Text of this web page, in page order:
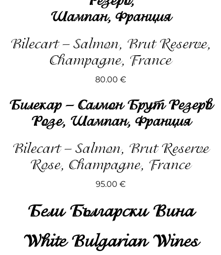
Шампан, Франция
Bilecart – Salmon, Brut Reserve,
Champagne, France
80.00 €
Билекар – Салмон Брут Резерв
Розе, Шампан, Франция
Bilecart – Salmon, Brut Reserve
Rose, Champagne, France
95.00 €
Бели Български Вина
White Bulgarian Wines